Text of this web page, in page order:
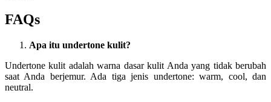
FAQs
Apa itu undertone kulit?
Undertone kulit adalah warna dasar kulit Anda yang tidak berubah
saat Anda berjemur. Ada tiga jenis undertone: warm, cool, dan
neutral.